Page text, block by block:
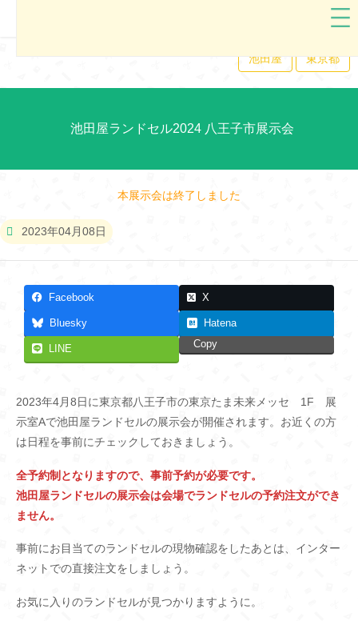
池田屋 東京都
池田屋ランドセル2024 八王子市展示会
本展示会は終了しました
2023年04月08日
Facebook X
Bluesky Hatena
LINE Copy
2023年4月8日に東京都八王子市の東京たま未来メッセ 1F 展
示室Aで池田屋ランドセルの展示会が開催されます。お近くの方
は日程を事前にチェックしておきましょう。
全予約制となりますので、事前予約が必要です。
池田屋ランドセルの展示会は会場でランドセルの予約注文ができ
ません。
事前にお目当てのランドセルの現物確認をしたあとは、インター
ネットでの直接注文をしましょう。
お気に入りのランドセルが見つかりますように。